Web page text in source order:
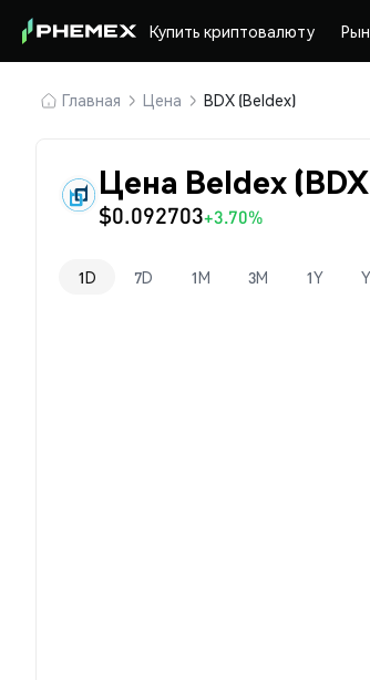
Купить криптовалюту
Главная Цена BDX (Beldex)
Цена Beldex
$0.092703+3.70%
1D 7D 1M 3M 1Y